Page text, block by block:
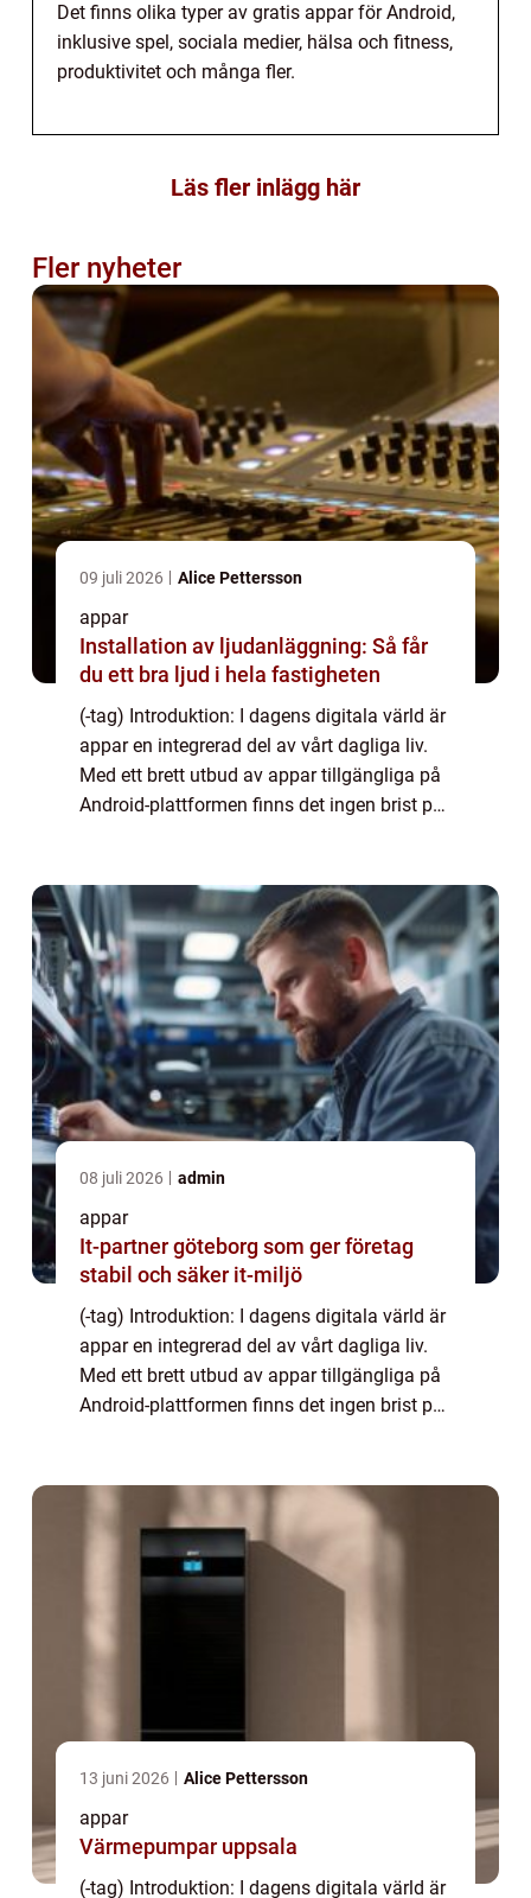
Det finns olika typer av gratis appar för Android,
inklusive spel, sociala medier, hälsa och fitness,
produktivitet och många fler.
Läs fler inlägg här
Fler nyheter
09 juli 2026 Alice Pettersson
appar
Installation av ljudanläggning: Så får
du ett bra ljud i hela fastigheten
(-tag) Introduktion: I dagens digitala värld är
appar en integrerad del av vårt dagliga liv.
Med ett brett utbud av appar tillgängliga på
Android-plattformen finns det ingen brist på
08 juli 2026 admin
appar
It-partner göteborg som ger företag
stabil och säker it-miljö
(-tag) Introduktion: I dagens digitala värld är
appar en integrerad del av vårt dagliga liv.
Med ett brett utbud av appar tillgängliga på
Android-plattformen finns det ingen brist på
13 juni 2026 Alice Pettersson
appar
Värmepumpar uppsala
(-tag) Introduktion: I dagens digitala värld är